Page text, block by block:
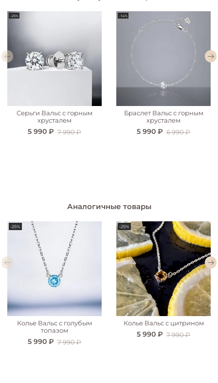
-25%
Серьги Вальс с горным
хрусталем
5 990 ₽ 7 990 ₽
-14%
Браслет Вальс с горным
хрусталем
5 990 ₽ 6 990 ₽
Аналогичные товары
-25%
Колье Вальс с голубым
топазом
5 990 ₽ 7 990 ₽
-25%
Колье Вальс с цитрином
5 990 ₽ 7 990 ₽